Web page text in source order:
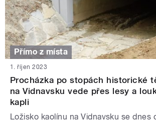
Přímo z místa
1. říjen 2023
Procházka po stopách historické
na Vidnavsku vede přes lesy a
kapli
Ložisko kaolínu na Vidnavsku se dnes